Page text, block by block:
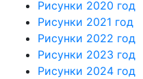
Рисунки 2020 год
Рисунки 2021 год
Рисунки 2022 год
Рисунки 2023 год
Рисунки 2024 год